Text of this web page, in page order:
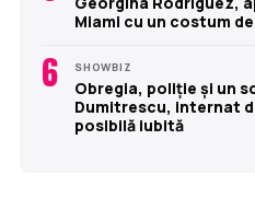
Miami cu un costum
6 SHOWBIZ
Obregia, poliție și un
Dumitrescu, internat
posibilă iubită